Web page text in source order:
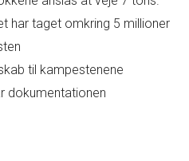
har taget omkring 5 millioner
til kampestenene
dokumentationen